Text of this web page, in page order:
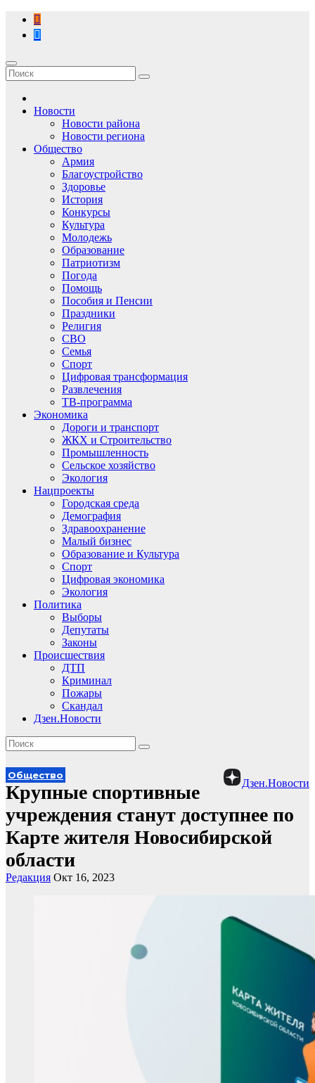
Перейти
содержимому
Новости
Новости района
Новости региона
Общество
Армия
Благоустройство
Здоровье
История
Конкурсы
Культура
Молодежь
Образование
Патриотизм
Погода
Помощь
Пособия и Пенсии
Праздники
Религия
СВО
Семья
Спорт
Цифровая трансформация
Развлечения
ТВ-программа
Экономика
Дороги и транспорт
ЖКХ и Строительство
Промышленность
Сельское хозяйство
Экология
Нацпроекты
Городская среда
Демография
Здравоохранение
Малый бизнес
Образование и Культура
Спорт
Цифровая экономика
Экология
Политика
Выборы
Депутаты
Законы
Происшествия
ДТП
Криминал
Пожары
Скандал
Дзен.Новости
Дзен.Новости
Общество
Крупные спортивные
учреждения станут доступнее по
Карте жителя Новосибирской
области
Редакция Окт 16, 2023